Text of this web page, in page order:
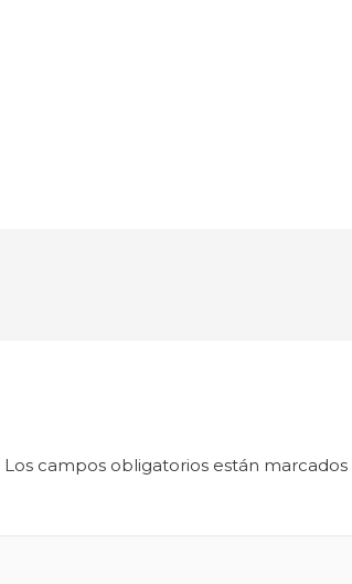
Los campos obligatorios están